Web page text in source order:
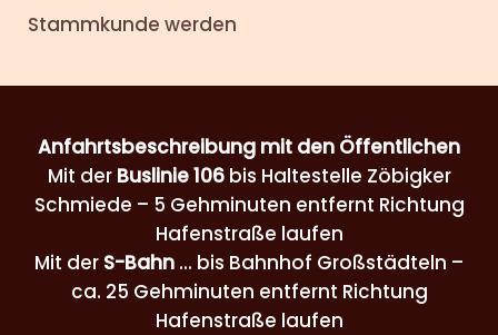
Stammkunde werden
Anfahrtsbeschreibung mit den Öffentlichen
Mit der Buslinie 106bis Haltestelle Zöbigker
Schmiede – 5 Gehminuten entfernt Richtung
Hafenstraße laufen
Mit der S-Bahn ... bis Bahnhof Großstädteln –
ca. 25 Gehminuten entfernt Richtung
Hafenstraße laufen